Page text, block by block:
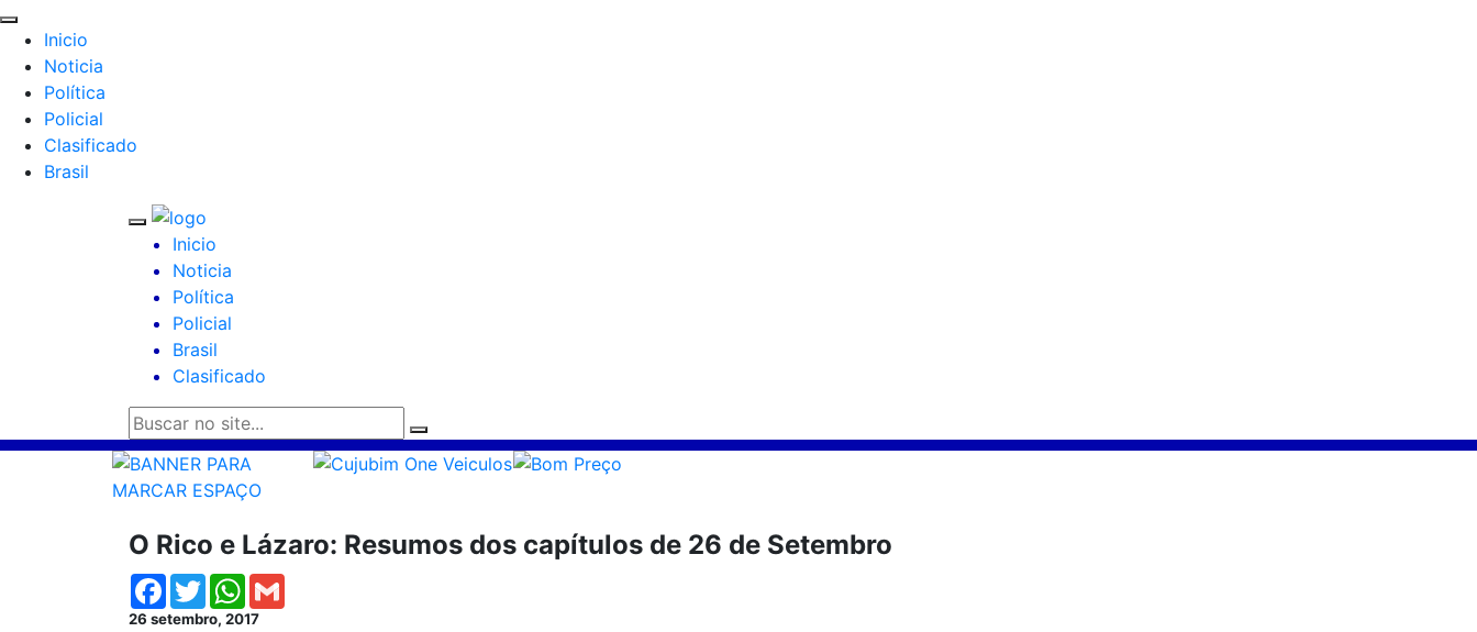
Inicio
Noticia
Política
Policial
Clasificado
Brasil
Inicio
Noticia
Política
Policial
Brasil
Clasificado
O Rico e Lázaro: Resumos dos capítulos de 26 de Setembro
Facebook
TwitterWhatsApp
26 setembro, 2017